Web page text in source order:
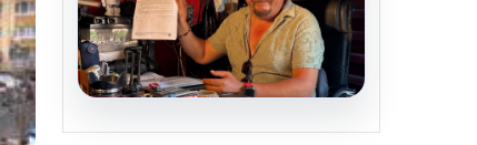
07.08.2026